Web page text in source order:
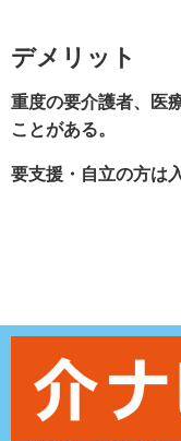
デメリット
重度の要介護者、医
ことがある。
要支援・自立の方は